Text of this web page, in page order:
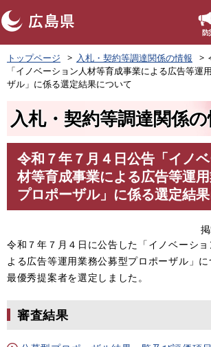
ペ
ー
ジ
防
トップページ 入札・契約等調達関係の情報
「イノベーション人材等育成事業による広告等運
ザル」に係る選定結果について
入札・契約等調達関係
令和７年７月４日公告「イノ
材等育成事業による広告等運
プロポーザル」に係る選定結
令和７年７月４日に公告した「イノベーシ
よる広告等運用業務公募型プロポーザル」
最優秀提案者を選定しました。
審査結果